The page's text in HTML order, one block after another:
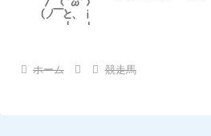
ホーム 競走馬